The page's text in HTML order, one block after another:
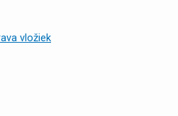
vložiek